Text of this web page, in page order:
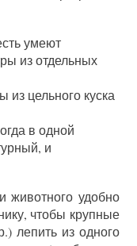
умеют
из отдельных
из цельного куска
в одной
и
животного удобно
чтобы крупные
лепить из одного